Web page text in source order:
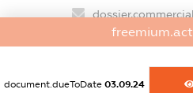
XXXXXXXXXX
document.dueToDate 03.09.24